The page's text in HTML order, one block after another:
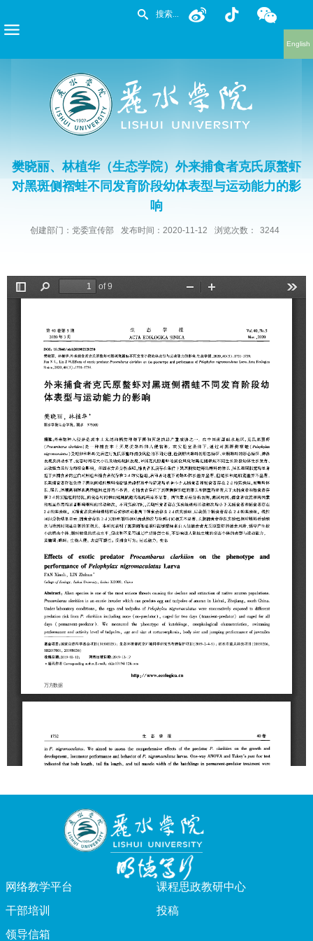
English
樊晓丽、林植华（生态学院）外来捕食者克氏原螯虾
对黑斑侧褶蛙不同发育阶段幼体表型与运动能力的影
响
创建部门：党委宣传部 发布时间：2020-11-12 浏览次数： 3244
网络教学平台
课程思政教研中心
干部培训
投稿
领导信箱